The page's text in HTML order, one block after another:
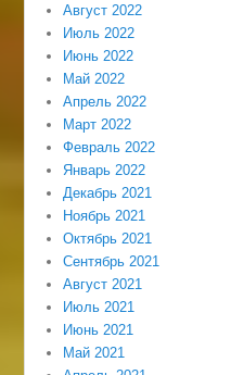
Август 2022
Июль 2022
Июнь 2022
Май 2022
Апрель 2022
Март 2022
Февраль 2022
Январь 2022
Декабрь 2021
Ноябрь 2021
Октябрь 2021
Сентябрь 2021
Август 2021
Июль 2021
Июнь 2021
Май 2021